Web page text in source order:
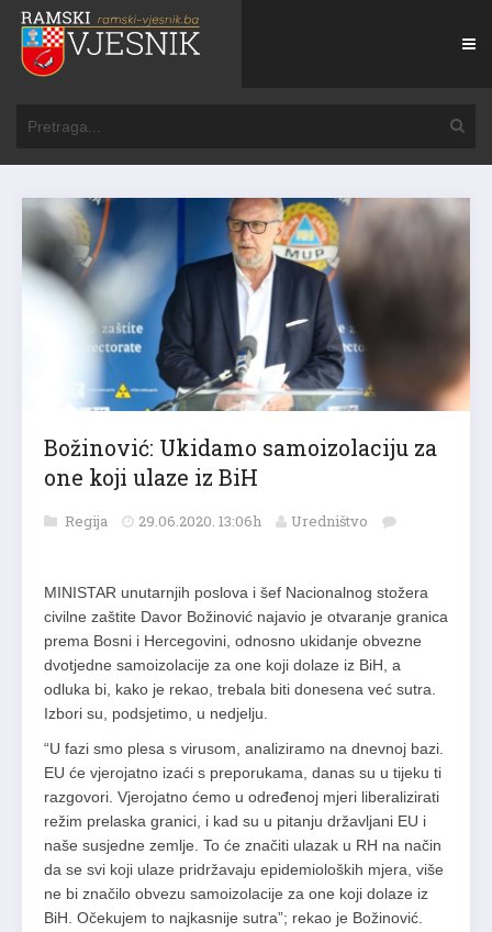
Božinović: Ukidamo samoizolaciju za
one koji ulaze iz BiH
Regija 29.06.2020. 13:06h Uredništvo
MINISTAR unutarnjih poslova i šef Nacionalnog stožera
civilne zaštite Davor Božinović najavio je otvaranje granica
prema Bosni i Hercegovini, odnosno ukidanje obvezne
dvotjedne samoizolacije za one koji dolaze iz BiH, a
odluka bi, kako je rekao, trebala biti donesena već sutra.
Izbori su, podsjetimo, u nedjelju.
“U fazi smo plesa s virusom, analiziramo na dnevnoj bazi.
EU će vjerojatno izaći s preporukama, danas su u tijeku ti
razgovori. Vjerojatno ćemo u određenoj mjeri liberalizirati
režim prelaska granici, i kad su u pitanju državljani EU i
naše susjedne zemlje. To će značiti ulazak u RH na način
da se svi koji ulaze pridržavaju epidemioloških mjera, više
ne bi značilo obvezu samoizolacije za one koji dolaze iz
BiH. Očekujem to najkasnije sutra”; rekao je Božinović.